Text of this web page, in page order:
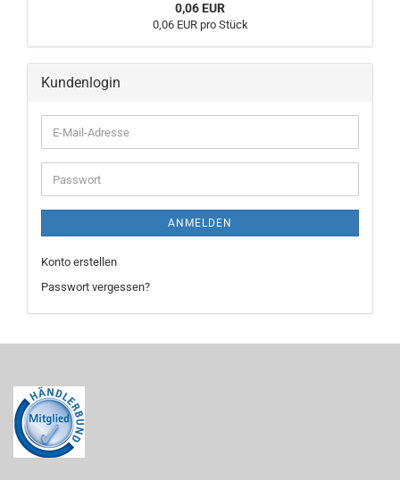
0,06 EUR
0,06 EUR pro Stück
Kundenlogin
E-
Mail-
Adresse
Passwort
ANMELDEN
Konto erstellen
Passwort vergessen?